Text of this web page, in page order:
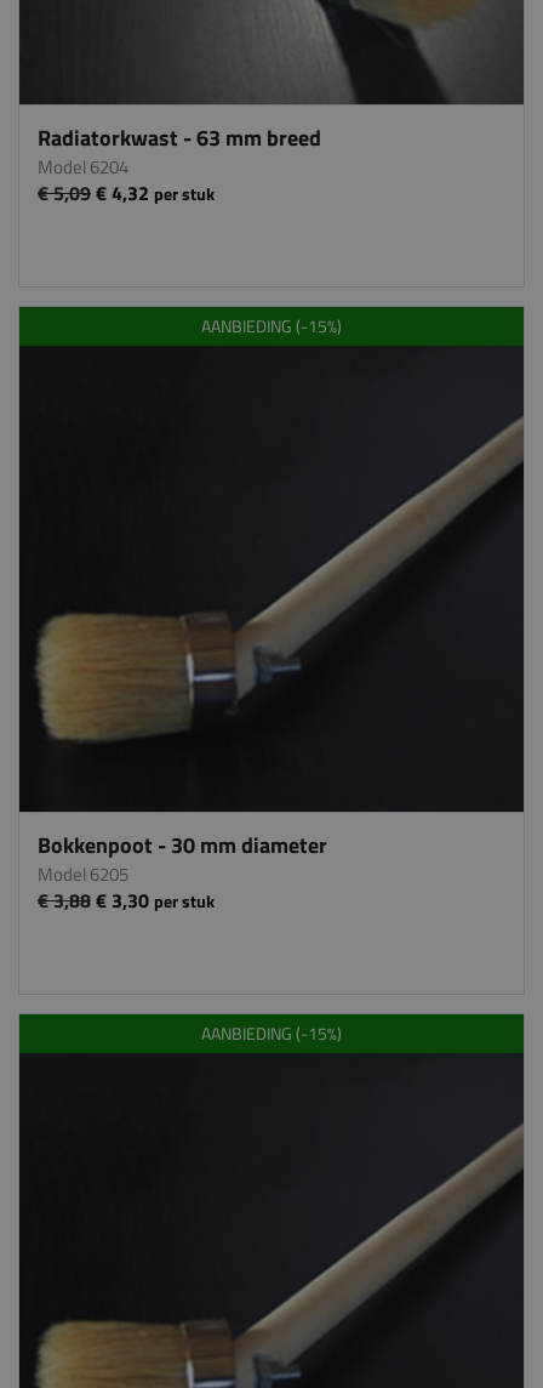
Radiatorkwast - 63 mm breed
Model 6204
€ 5,09€ 4,32 per stuk
AANBIEDING (-15%)
Bokkenpoot - 30 mm diameter
Model 6205
€ 3,88€ 3,30 per stuk
AANBIEDING (-15%)